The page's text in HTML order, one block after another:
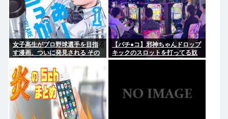
女子高生がプロ野球選手を目指
す漫画、ついに発見される その
【パチ●コ】邪神ちゃんドロップ
キックのスロットを打ってる奴
がヤバすぎてワロタ